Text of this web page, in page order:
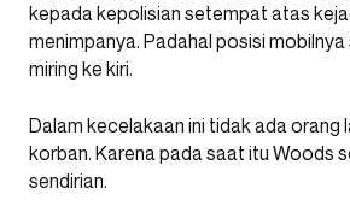
kepada kepolisian setempat atas
menimpanya. Padahal posisi mobilnya
miring ke kiri.
Dalam kecelakaan ini tidak ada orang
korban. Karena pada saat itu Woods
sendirian.